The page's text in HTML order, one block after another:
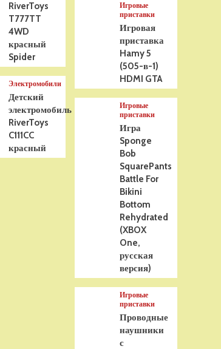
RiverToys
T777TT
4WD
красный
Spider
Электромобили
Детский
электромобиль
RiverToys
C111CC
красный
Игровые
приставки
Игровая
приставка
Hamy 5
(505-в-1)
HDMI GTA
Игровые
приставки
Игра
Sponge
Bob
SquarePants
Battle For
Bikini
Bottom
Rehydrated
(XBOX
One,
русская
версия)
Игровые
приставки
Проводные
наушники
с